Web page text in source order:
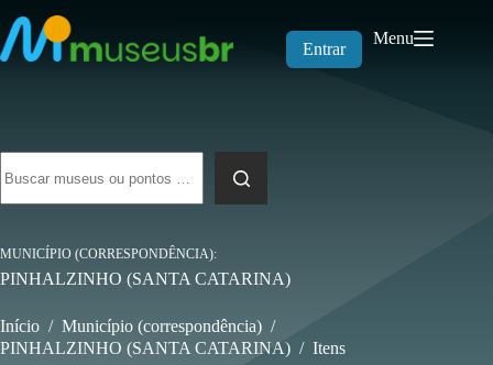
para
o
conteúdo
Entrar
Menu
resultados
MUNICÍPIO (CORRESPONDÊNCIA)
PINHALZINHO (SANTA CATARINA)
Início / Município (correspondência) /
PINHALZINHO (SANTA CATARINA) / Itens